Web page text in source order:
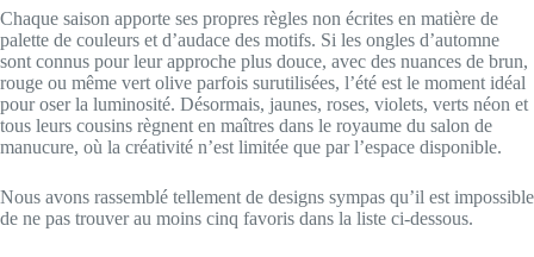
Chaque saison apporte ses propres règles non écrites en matière de
palette de couleurs et d’audace des motifs. Si les ongles d’automne
sont connus pour leur approche plus douce, avec des nuances de brun,
rouge ou même vert olive parfois surutilisées, l’été est le moment idéal
pour oser la luminosité. Désormais, jaunes, roses, violets, verts néon et
tous leurs cousins règnent en maîtres dans le royaume du salon de
manucure, où la créativité n’est limitée que par l’espace disponible.
Nous avons rassemblé tellement de designs sympas qu’il est impossible
de ne pas trouver au moins cinq favoris dans la liste ci-dessous.